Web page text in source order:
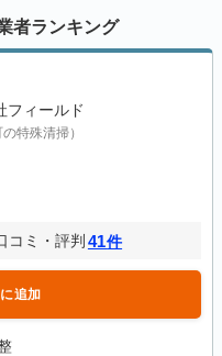
者ランキング
フィールド
特殊清掃）
コミ・評判 41件
追加